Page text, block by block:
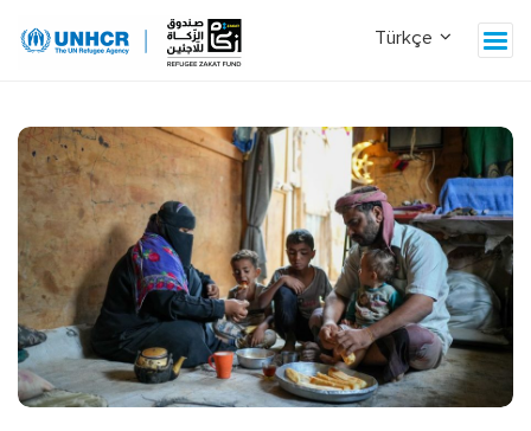
Z
k
a
t
B
l